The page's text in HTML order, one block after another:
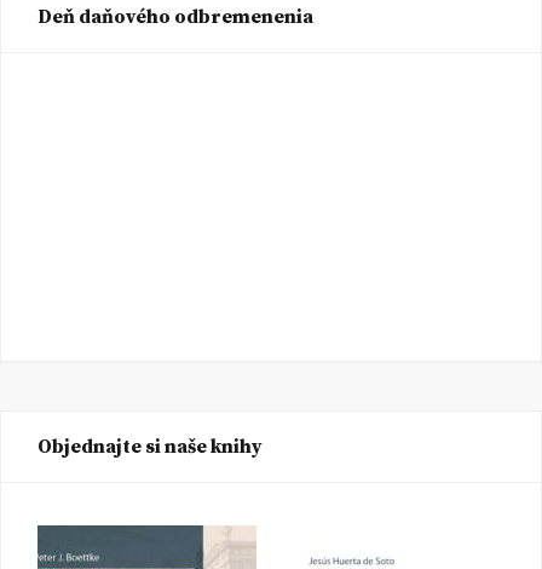
Deň daňového odbremenenia
Objednajte si naše knihy